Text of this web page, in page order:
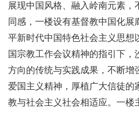
展现中国风格、融入岭南元素，
同感，一楼设有基督教中国化展
平新时代中国特色社会主义思想
国宗教工作会议精神的指引下，
方向的传统与实践成果，不断增
爱国主义精神，厚植广大信徒的
教与社会主义社会相适应。一楼